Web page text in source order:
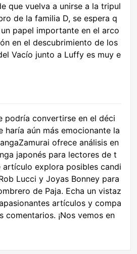
que vuelva a unirse a la tripul
de la familia D, se espera q
papel importante en el arco
en el descubrimiento de los
Vacío junto a Luffy es muy e
podría convertirse en el déci
haría aún más emocionante la
ofrece análisis en
japonés para lectores de t
artículo explora posibles candi
Lucci y Joyas Bonney para
de Paja. Echa un vistaz
artículos y compa
comentarios. ¡Nos vemos en